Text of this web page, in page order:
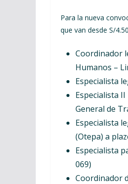
Para la nueva
que van desde S/
Coordinador
Humanos –
Especialista
Especialista
General de
Especialista
(Otepa) a
Especialista
069)
Coordinador